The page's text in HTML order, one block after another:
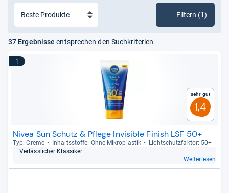
Filtern (1)
37 Ergebnisse entsprechen den Suchkriterien
1
Sehr gut
1,4
Nivea Sun Schutz & Pflege Invisible Finish LSF 50+
Typ: Creme Inhaltss­toffe: Ohne Mikro­plas­tik
Licht­schutz­fak­tor: 50+
Ver­läss­li­cher Klas­si­ker
Weiterlesen